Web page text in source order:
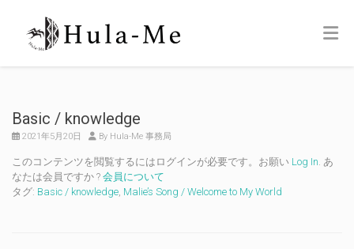
Basic / knowledge
2021年5月20日 By Hula-Me 事務局
このコンテンツを閲覧するにはログインが必要です。お願い Log In. あ
なたは会員ですか ? 会員について
タグ: Basic / knowledge, Malie’s Song / Welcome to My World